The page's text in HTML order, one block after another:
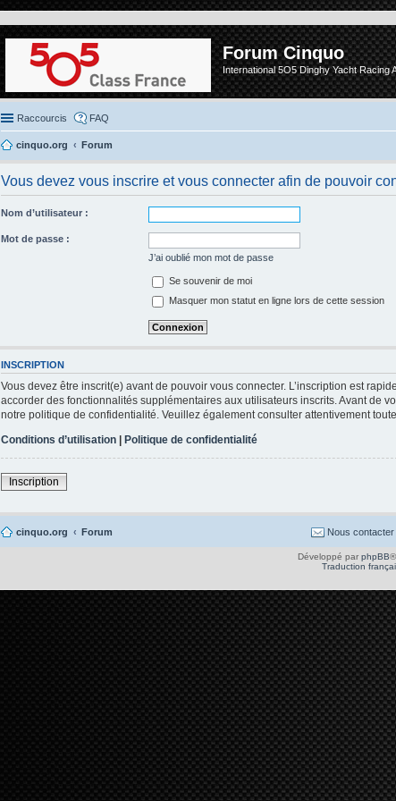
Forum Cinquo
International 5O5 Dinghy Yacht Racing
Raccourcis FAQ
cinquo.org Forum
Vous devez vous inscrire et vous connecter afin de pouvoir
Nom d’utilisateur :
Mot de passe :
J’ai oublié mon mot de passe
Se souvenir de moi
Masquer mon statut en ligne lors de cette session
INSCRIPTION
Vous devez être inscrit(e) avant de pouvoir vous connecter. L’inscription est
accorder des fonctionnalités supplémentaires aux utilisateurs inscrits. Avant de
notre politique de confidentialité. Veuillez également consulter attentivement
Conditions d’utilisation | Politique de confidentialité
Inscription
cinquo.org Forum Nous contacter
Développé par phpBB
Traduction